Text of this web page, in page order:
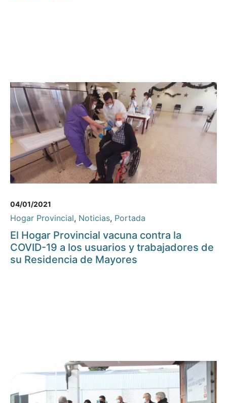
04/01/2021
Hogar Provincial, Noticias, Portada
El Hogar Provincial vacuna contra la
COVID-19 a los usuarios y trabajadores de
su Residencia de Mayores